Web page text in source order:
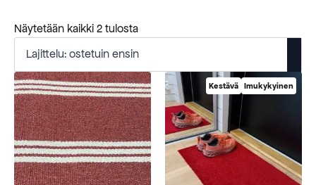
Näytetään kaikki 2 tulostaSuosituimmat
Kestävä Imukykyinen